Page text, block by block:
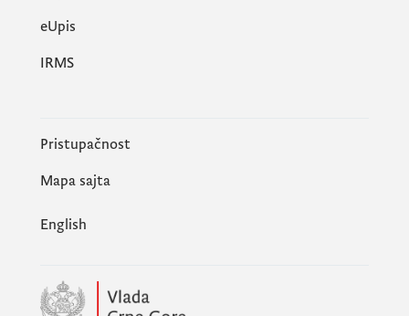
еUpis
IRMS
Pristupačnost
Mapa sajta
English